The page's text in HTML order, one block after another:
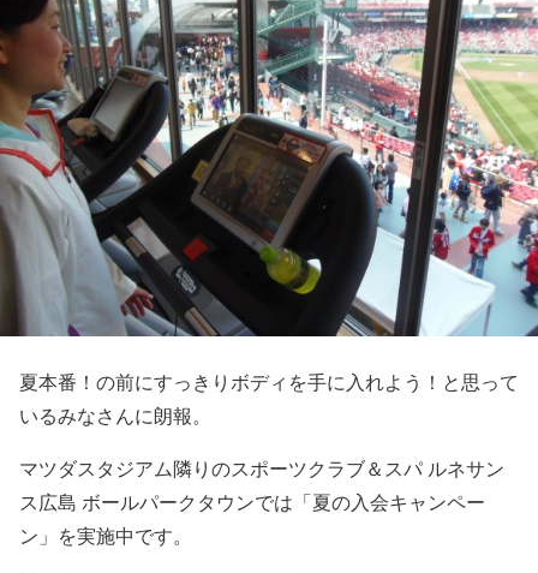
夏本番！の前にすっきりボディを手に入れよう！と思って
いるみなさんに朗報。
マツダスタジアム隣りのスポーツクラブ＆スパ ルネサン
ス広島 ボールパークタウンでは「夏の入会キャンペー
ン」を実施中です。